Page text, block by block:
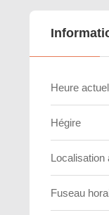
Heure
Hégire
Localisation
Fuseau